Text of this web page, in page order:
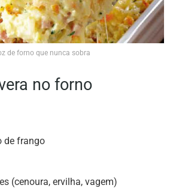
de forno que nunca sobra
no forno
de frango
(cenoura, ervilha, vagem)